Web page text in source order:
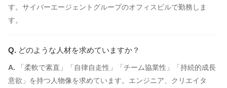
す。サイバーエージェントグループのオフィスビルで勤務しま
す。
どのような人材を求めていますか？
「柔軟で素直」「自律自走性」「チーム協業性」「持続的成長
意欲」を持つ人物像を求めています。エンジニア、クリエイタ